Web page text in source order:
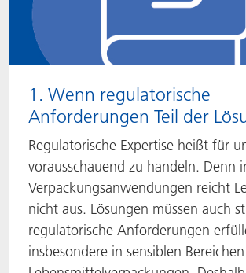
1. Wenn regulatorische
Anforderungen Teil der
Regulatorische Expertise heißt für
vorausschauend zu handeln. Denn
Verpackungsanwendungen reicht
nicht aus. Lösungen müssen auch
regulatorische Anforderungen
insbesondere in sensiblen